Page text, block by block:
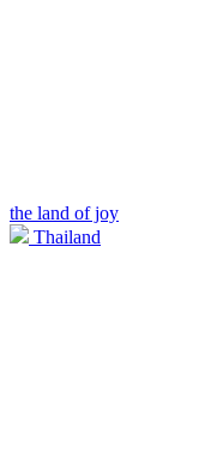
the land of joy
Thailand